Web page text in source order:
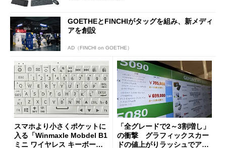
GOETHEとFINCHIがタッグを組み、新メディ
アを創設
AD（FINCHI on GOETHE）
スマホより小さくポケットに
入る「Winmaxle Mobdel B1
ミニ ワイヤレス キーボー
「全グレードで2～3割増し」
の衝撃 グラフィックスカー
ドの値上がりラッシュでアキ